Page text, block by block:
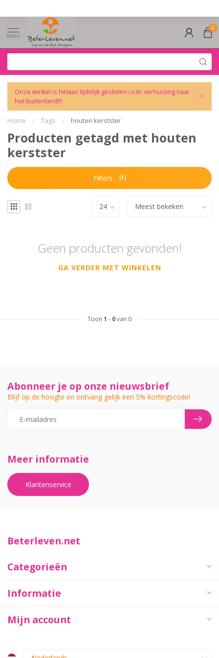
MENU
0
Onze winkel is helaas tijdelijk gesloten i.v.m. verhuizing naar
het buitenland!!!
Home / Tags / houten kerstster
Producten getagd met houten
kerstster
Filters
Geen producten gevonden!
GA VERDER MET WINKELEN
Toon 1 - 0van 0
Meer informatie
Klantenservice
Abonneer je op onze nieuwsbrief
Blijf op de hoogte en ontvang gelijk een 5% kortingscode!
Beterleven.net
Categorieën
Informatie
Mijn account